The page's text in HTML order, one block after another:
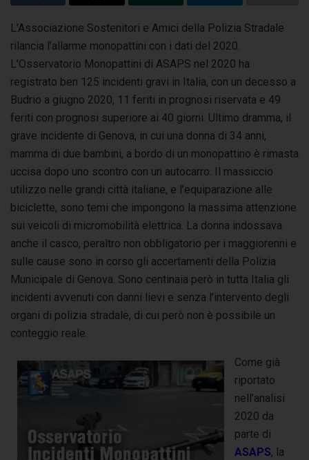
L’Associazione Sostenitori e Amici della Polizia Stradale
rilancia l’allarme monopattini con i dati del 2020.
L’Osservatorio Monopattini di ASAPS nel 2020 ha
registrato ben 125 incidenti gravi in Italia, con un decesso a
Budrio a giugno 2020, 11 feriti in prognosi riservata e 49
feriti con prognosi superiore ai 40 giorni. Ultimo dramma, il
grave incidente di Genova, in cui una donna di 34 anni,
mamma di due bambini, a bordo di un monopattino è rimasta
uccisa dopo uno scontro con un autocarro. Il massiccio
utilizzo nelle grandi città italiane, e l’equiparazione alle
biciclette, sono temi che impongono la massima attenzione
sui veicoli di micromobilità elettrica. La donna indossava
anche il casco, peraltro non obbligatorio per i maggiorenni e
sulle cause sono in corso gli accertamenti della Polizia
Municipale di Genova. Sono centinaia però in tutta Italia gli
incidenti avvenuti con danni lievi e senza l’intervento degli
organi di polizia stradale, di cui però non è possibile un
conteggio reale.
Come già
riportato
nell’analisi
2020 da
parte di
ASAPS, la